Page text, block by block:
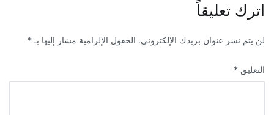
اترك تعليقاً
لن يتم نشر عنوان بريدك الإلكتروني. الحقول الإلزامية مشار إليها بـ *
التعليق *